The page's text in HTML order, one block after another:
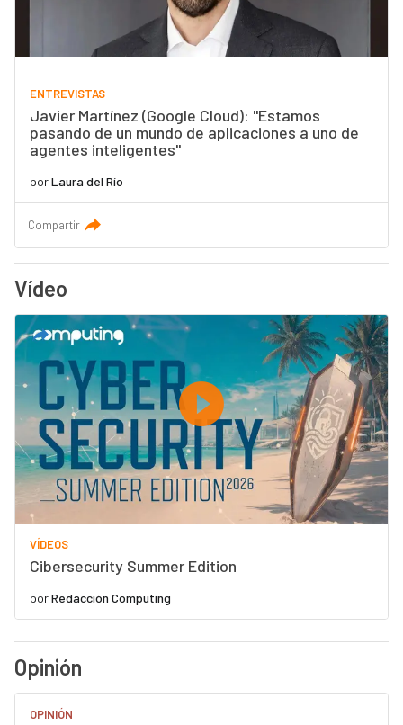
ENTREVISTAS
Javier Martínez (Google Cloud): "Estamos
pasando de un mundo de aplicaciones a uno de
agentes inteligentes"
porLaura del Río
Compartir
Vídeo
VÍDEOS
Cibersecurity Summer Edition
porRedacción Computing
Opinión
OPINIÓN